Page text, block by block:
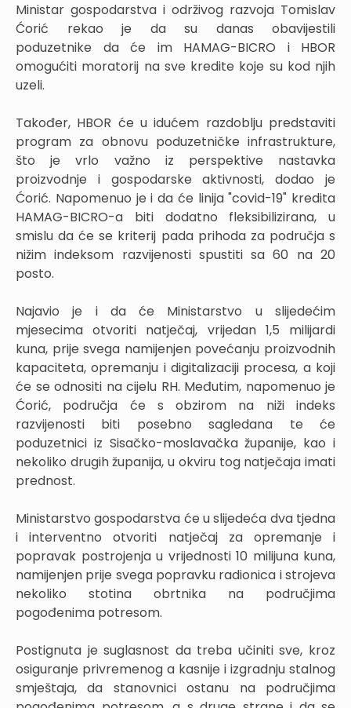
Ministar gospodarstva i održivog razvoja Tomislav
Ćorić rekao je da su danas obavijestili
poduzetnike da će im HAMAG-BICRO i HBOR
omogućiti moratorij na sve kredite koje su kod njih
uzeli.
Također, HBOR će u idućem razdoblju predstaviti
program za obnovu poduzetničke infrastrukture,
što je vrlo važno iz perspektive nastavka
proizvodnje i gospodarske aktivnosti, dodao je
Ćorić. Napomenuo je i da će linija "covid-19" kredita
HAMAG-BICRO-a biti dodatno fleksibilizirana, u
smislu da će se kriterij pada prihoda za područja s
nižim indeksom razvijenosti spustiti sa 60 na 20
posto.
Najavio je i da će Ministarstvo u slijedećim
mjesecima otvoriti natječaj, vrijedan 1,5 milijardi
kuna, prije svega namijenjen povećanju proizvodnih
kapaciteta, opremanju i digitalizaciji procesa, a koji
će se odnositi na cijelu RH. Međutim, napomenuo je
Ćorić, područja će s obzirom na niži indeks
razvijenosti biti posebno sagledana te će
poduzetnici iz Sisačko-moslavačka županije, kao i
nekoliko drugih županija, u okviru tog natječaja imati
prednost.
Ministarstvo gospodarstva će u slijedeća dva tjedna
i interventno otvoriti natječaj za opremanje i
popravak postrojenja u vrijednosti 10 milijuna kuna,
namijenjen prije svega popravku radionica i strojeva
nekoliko stotina obrtnika na područjima
pogođenima potresom.
Postignuta je suglasnost da treba učiniti sve, kroz
osiguranje privremenog a kasnije i izgradnju stalnog
smještaja, da stanovnici ostanu na područjima